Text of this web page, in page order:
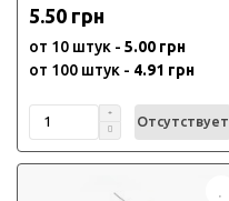
5.50 грн
от 10 штук - 5.00 грн
от 100 штук - 4.91 грн
Отсутствует